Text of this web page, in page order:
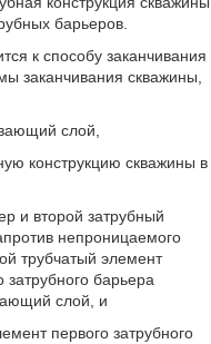
барьеров.
к способу заканчивания
заканчивания скважины,
слой,
конструкцию скважины в
и второй затрубный
непроницаемого
трубчатый элемент
затрубного барьера
слой, и
первого затрубного